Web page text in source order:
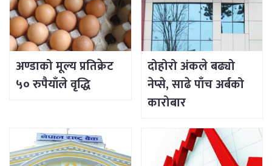
अण्डाको मूल्य प्रतिक्रेट
५० रुपैयाँले वृद्धि
दोहोरो अंकले बढ्यो
नेप्से, साढे पाँच अर्बको
कारोबार